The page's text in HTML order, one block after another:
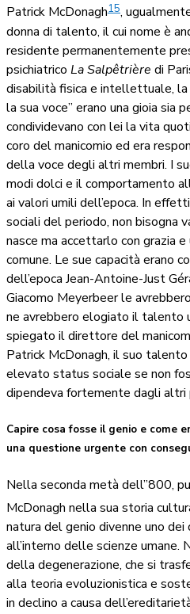
Patrick McDonagh15,
donna di talento, il cui nome è
residente permanentemente
psichiatrico La Salpêtrière di
disabilità fisica e intellettuale, la
la sua voce” erano una gioia sia
condividevano con lei la vita
coro del manicomio ed era
della voce degli altri membri. I
modi dolci e il comportamento
ai valori umili dell’epoca. In
sociali del periodo, non bisogna
nasce ma accettarlo con grazia
comune. Le sue capacità erano
dell’epoca Jean-Antoine-Just
Giacomo Meyerbeer le
ne avrebbero elogiato il talento
spiegato il direttore del
Patrick McDonagh, il suo
elevato status sociale se non
dipendeva fortemente dagli altri
Capire cosa fosse il genio e come
una questione urgente con
Nella seconda metà dell’’800,
McDonagh nella sua storia
natura del genio divenne uno
all’interno delle scienze
della degenerazione, che si
alla teoria evoluzionistica e
in declino a causa